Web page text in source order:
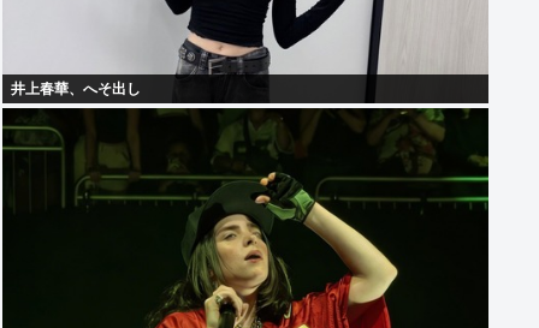
井上春華、へそ出し